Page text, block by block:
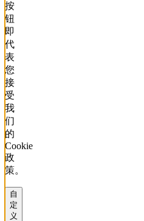
按
钮
即
代
表
您
接
受
我
们
的
Cookie
政
策。
自
定
义